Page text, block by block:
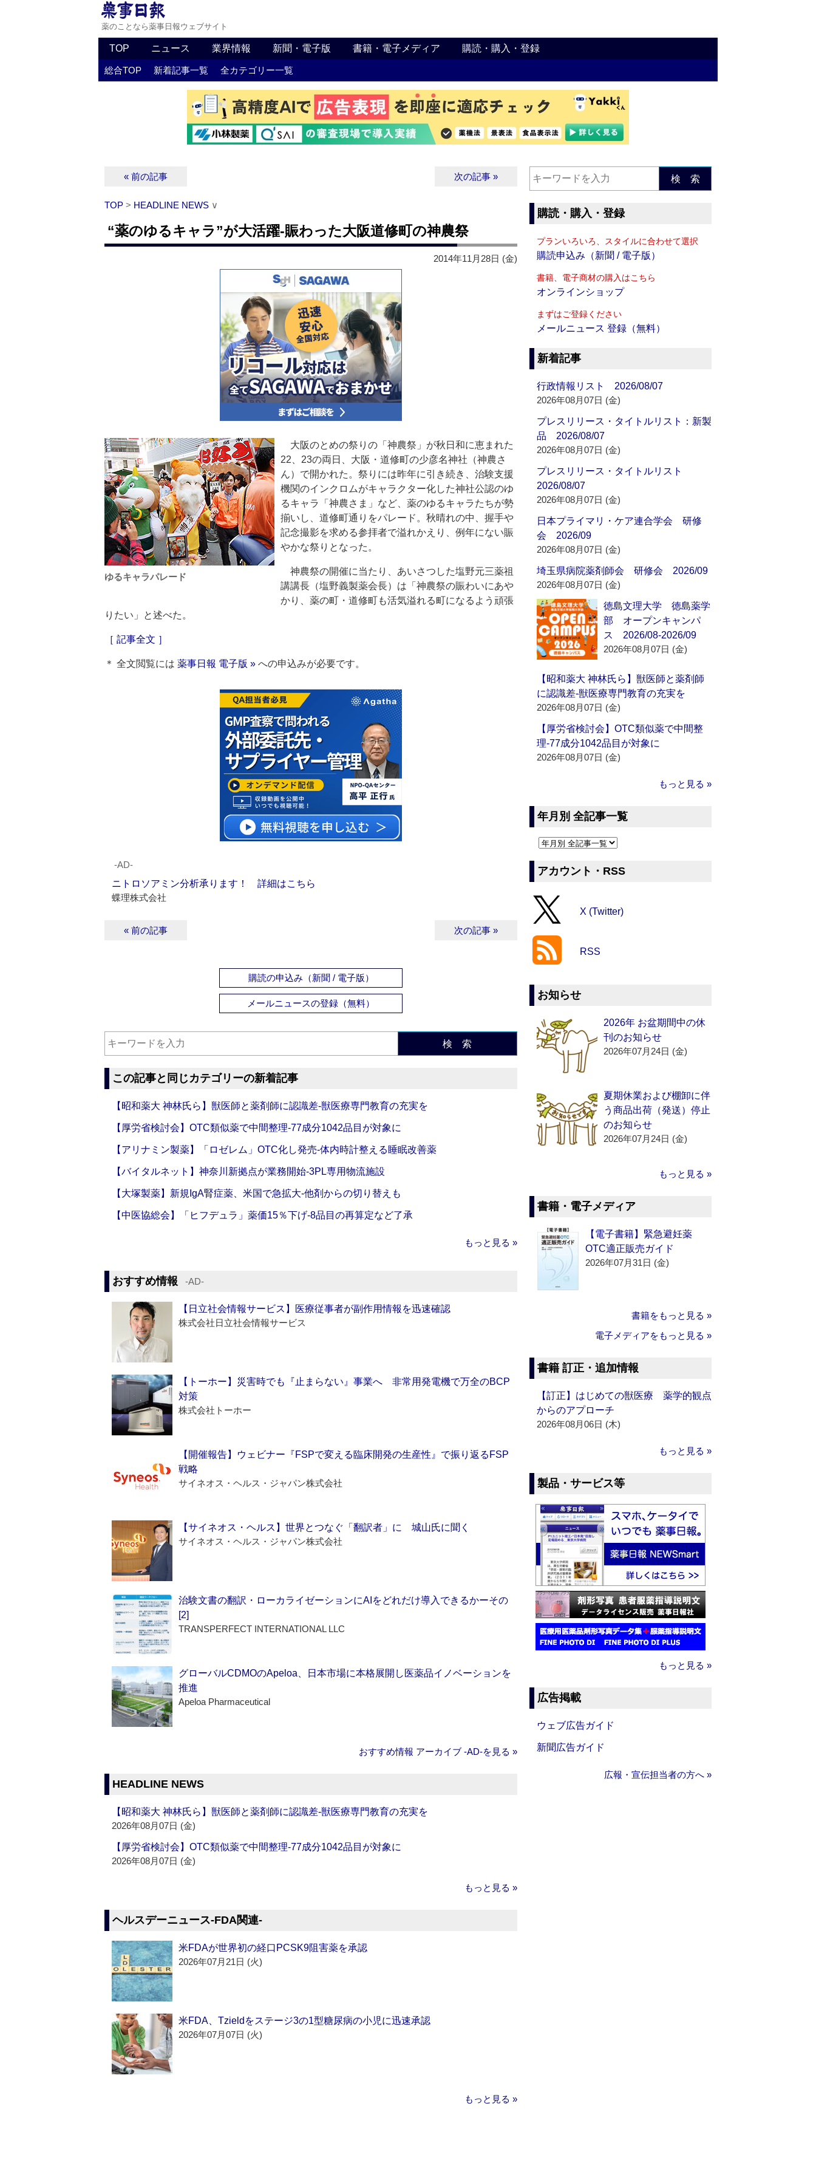
薬のことなら薬事日報ウェブサイト
TOP ニュース 業界情報 新聞・電子版 書籍・電子メディア 購読・購入・登録
総合TOP 新着記事一覧 全カテゴリー一覧
« 前の記事 次の記事 »
TOP > HEADLINE NEWS ∨
“薬のゆるキャラ”が大活躍‐賑わった大阪道修町の神農祭
2014年11月28日 (金)
ゆるキャラパレード
大阪のとめの祭りの「神農祭」が秋日和に恵まれた
22、23の両日、大阪・道修町の少彦名神社（神農さ
ん）で開かれた。祭りには昨年に引き続き、治験支援
機関のインクロムがキャラクター化した神社公認のゆ
るキャラ「神農さま」など、薬のゆるキャラたちが勢
揃いし、道修町通りをパレード。秋晴れの中、握手や
記念撮影を求める参拝者で溢れかえり、例年にない賑
やかな祭りとなった。
神農祭の開催に当たり、あいさつした塩野元三薬祖
講講長（塩野義製薬会長）は「神農祭の賑わいにあや
かり、薬の町・道修町も活気溢れる町になるよう頑張
りたい」と述べた。
［ 記事全文 ］
＊ 全文閲覧には 薬事日報 電子版 » への申込みが必要です。
‐AD‐
ニトロソアミン分析承ります！ 詳細はこちら
蝶理株式会社
« 前の記事 次の記事 »
購読の申込み（新聞 / 電子版）
メールニュースの登録（無料）
検 索
この記事と同じカテゴリーの新着記事
【昭和薬大 神林氏ら】獣医師と薬剤師に認識差‐獣医療専門教育の充実を
【厚労省検討会】OTC類似薬で中間整理‐77成分1042品目が対象に
【アリナミン製薬】「ロゼレム」OTC化し発売‐体内時計整える睡眠改善薬
【バイタルネット】神奈川新拠点が業務開始‐3PL専用物流施設
【大塚製薬】新規IgA腎症薬、米国で急拡大‐他剤からの切り替えも
【中医協総会】「ヒフデュラ」薬価15％下げ‐8品目の再算定など了承
もっと見る »
おすすめ情報 ‐AD‐
【日立社会情報サービス】医療従事者が副作用情報を迅速確認
株式会社日立社会情報サービス
【トーホー】災害時でも『止まらない』事業へ 非常用発電機で万全のBCP
対策
株式会社トーホー
【開催報告】ウェビナー『FSPで変える臨床開発の生産性』で振り返るFSP
戦略
サイネオス・ヘルス・ジャパン株式会社
【サイネオス・ヘルス】世界とつなぐ「翻訳者」に 城山氏に聞く
サイネオス・ヘルス・ジャパン株式会社
治験文書の翻訳・ローカライゼーションにAIをどれだけ導入できるかーその
[2]
TRANSPERFECT INTERNATIONAL LLC
グローバルCDMOのApeloa、日本市場に本格展開し医薬品イノベーションを
推進
Apeloa Pharmaceutical
おすすめ情報 アーカイブ ‐AD‐を見る »
HEADLINE NEWS
【昭和薬大 神林氏ら】獣医師と薬剤師に認識差‐獣医療専門教育の充実を
2026年08月07日 (金)
【厚労省検討会】OTC類似薬で中間整理‐77成分1042品目が対象に
2026年08月07日 (金)
もっと見る »
ヘルスデーニュース‐FDA関連‐
米FDAが世界初の経口PCSK9阻害薬を承認
2026年07月21日 (火)
米FDA、Tzieldをステージ3の1型糖尿病の小児に迅速承認
2026年07月07日 (火)
もっと見る »
検 索
購読・購入・登録
プランいろいろ、スタイルに合わせて選択
購読申込み（新聞 / 電子版）
書籍、電子商材の購入はこちら
オンラインショップ
まずはご登録ください
メールニュース 登録（無料）
新着記事
行政情報リスト 2026/08/07
2026年08月07日 (金)
プレスリリース・タイトルリスト：新製
品 2026/08/07
2026年08月07日 (金)
プレスリリース・タイトルリスト
2026/08/07
2026年08月07日 (金)
日本プライマリ・ケア連合学会 研修
会 2026/09
2026年08月07日 (金)
埼玉県病院薬剤師会 研修会 2026/09
2026年08月07日 (金)
徳島文理大学 徳島薬学
部 オープンキャンパ
ス 2026/08-2026/09
2026年08月07日 (金)
【昭和薬大 神林氏ら】獣医師と薬剤師
に認識差‐獣医療専門教育の充実を
2026年08月07日 (金)
【厚労省検討会】OTC類似薬で中間整
理‐77成分1042品目が対象に
2026年08月07日 (金)
もっと見る »
年月別 全記事一覧
アカウント・RSS
X (Twitter)
RSS
お知らせ
2026年 お盆期間中の休
刊のお知らせ
2026年07月24日 (金)
夏期休業および棚卸に伴
う商品出荷（発送）停止
のお知らせ
2026年07月24日 (金)
もっと見る »
書籍・電子メディア
【電子書籍】緊急避妊薬
OTC適正販売ガイド
2026年07月31日 (金)
書籍をもっと見る »
電子メディアをもっと見る »
書籍 訂正・追加情報
【訂正】はじめての獣医療 薬学的観点
からのアプローチ
2026年08月06日 (木)
もっと見る »
製品・サービス等
もっと見る »
広告掲載
ウェブ広告ガイド
新聞広告ガイド
広報・宣伝担当者の方へ »